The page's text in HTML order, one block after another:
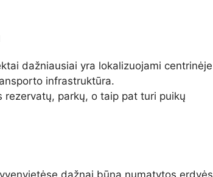
dažniausiai yra lokalizuojami centrinėje
infrastruktūra.
rezervatų, parkų, o taip pat turi puikų